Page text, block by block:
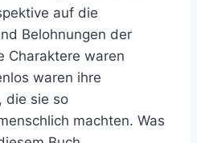
auf die
Belohnungen der
Charaktere waren
waren ihre
die sie so
machten. Was